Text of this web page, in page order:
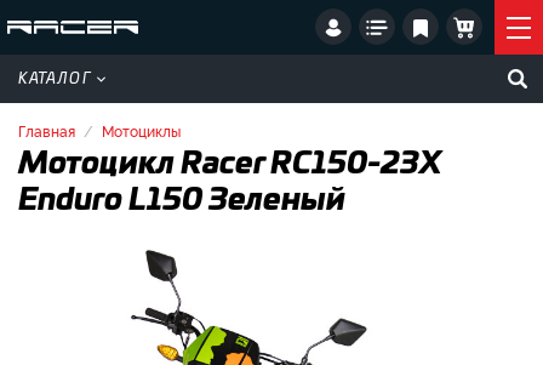
КАТАЛОГ
Главная Мотоциклы
Мотоцикл Racer RC150-23X
Enduro L150 Зеленый